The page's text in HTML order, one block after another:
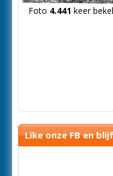
Foto 4.441 keer
Like onze FB en